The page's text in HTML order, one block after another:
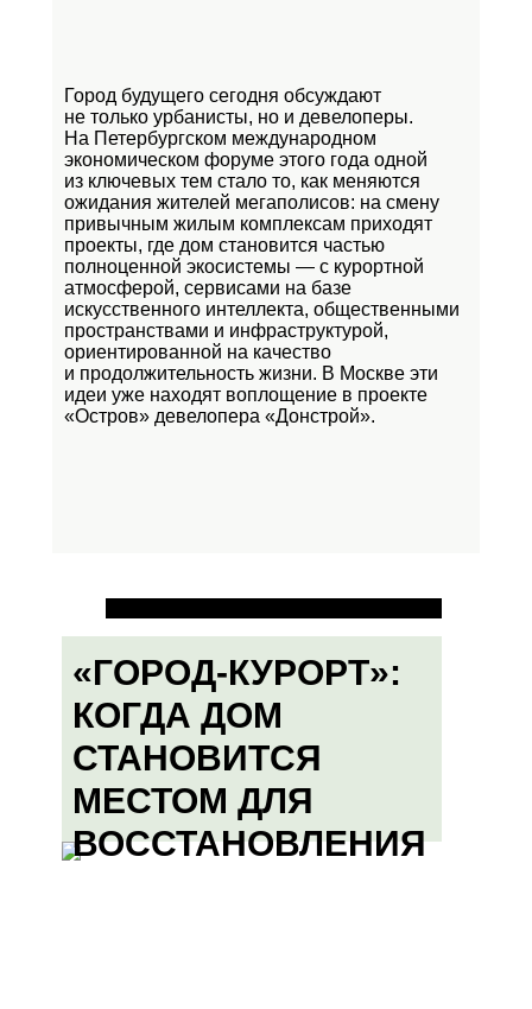
Город будущего сегодня обсуждают
не только урбанисты, но и девелоперы.
На Петербургском международном
экономическом форуме этого года одной
из ключевых тем стало то, как меняются
ожидания жителей мегаполисов: на смену
привычным жилым комплексам приходят
проекты, где дом становится частью
полноценной экосистемы — с курортной
атмосферой, сервисами на базе
искусственного интеллекта, общественными
пространствами и инфраструктурой,
ориентированной на качество
и продолжительность жизни. В Москве эти
идеи уже находят воплощение в проекте
«Остров» девелопера «Донстрой».
«ГОРОД-КУРОРТ»:
КОГДА ДОМ
СТАНОВИТСЯ
МЕСТОМ ДЛЯ
ВОССТАНОВЛЕНИЯ